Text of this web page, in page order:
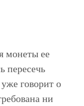
монеты ее
пересечь
говорит о
ни